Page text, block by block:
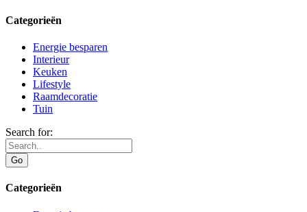
Categorieën
Energie besparen
Interieur
Keuken
Lifestyle
Raamdecoratie
Tuin
Search for:
Categorieën